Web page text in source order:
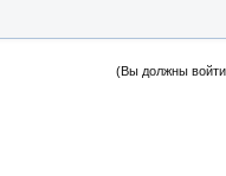
(Вы должны войти